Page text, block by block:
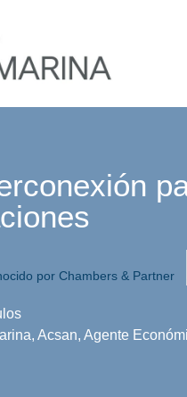
por Chambers & Partner
, Acsan, Agente